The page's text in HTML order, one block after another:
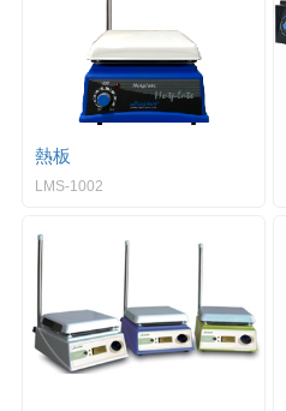
熱板
LMS-1002